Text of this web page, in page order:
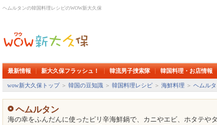
ヘムルタンの韓国料理レシピのWOW新大久保
最新情報 新大久保フラッシュ！ 韓流男子捜索隊 韓国料理・お店情報
wow新大久保トップ＞ 韓国の豆知識 ＞ 韓国料理レシピ ＞ 海鮮料理 ＞ ヘムル
ヘムルタン
海の幸をふんだんに使ったピリ辛海鮮鍋で、カニやエビ、ホタテや